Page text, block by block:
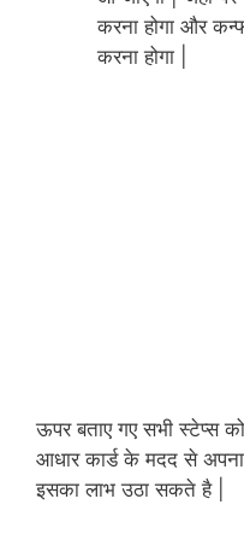
करना होगा और
करना होगा |
ऊपर बताए गए सभी स्टेप्स
आधार कार्ड के मदद से
इसका लाभ उठा सकते है |